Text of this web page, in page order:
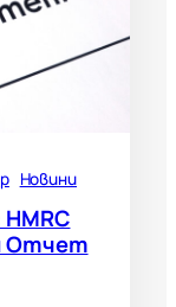
Новини
Отчет